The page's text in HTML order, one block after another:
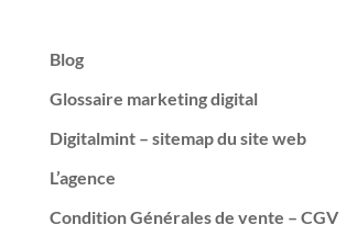
Blog
Glossaire marketing digital
Digitalmint – sitemap du site web
L’agence
Condition Générales de vente – CGV